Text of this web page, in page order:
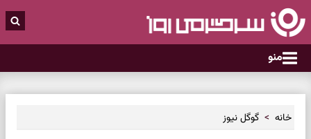
منو
خانه گوگل نیوز